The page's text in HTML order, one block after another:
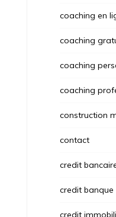
coaching en
coaching
coaching
coaching
construction
contact
credit
credit banque